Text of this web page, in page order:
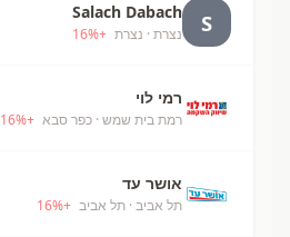
S
Salach Dabach
נצרת · נצרת +
16%
רמי לוי
רמת בית שמש · כפר סבא +
16%
אושר עד
תל אביב · תל אביב +
16%